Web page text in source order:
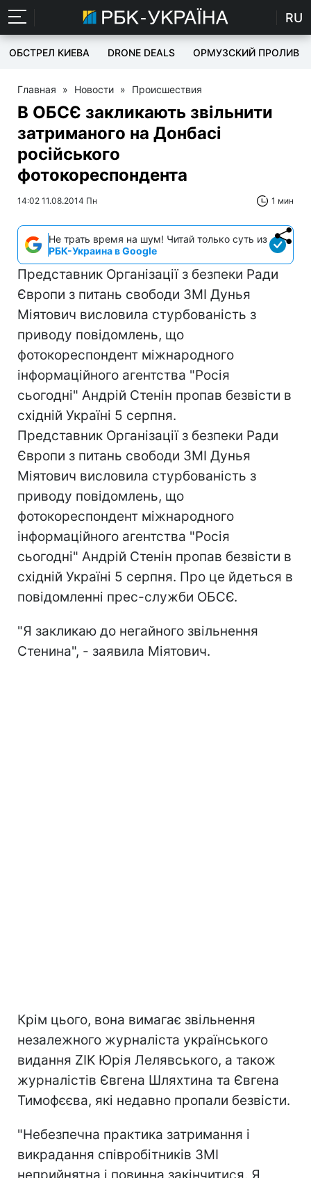
RU
ОБСТРЕЛ КИЕВА DRONE DEALS ОРМУЗСКИЙ ПРОЛИВ
Главная » Новости » Происшествия
В ОБСЄ закликають звільнити
затриманого на Донбасі
російського
фотокореспондента
14:02 11.08.2014 Пн 1 мин
Не трать время на шум! Читай только суть из
РБК-Украина в Google
Представник Організації з безпеки Ради
Європи з питань свободи ЗМІ Дунья
Міятович висловила стурбованість з
приводу повідомлень, що
фотокореспондент міжнародного
інформаційного агентства "Росія
сьогодні" Андрій Стенін пропав безвісти в
східній Україні 5 серпня.
Представник Організації з безпеки Ради
Європи з питань свободи ЗМІ Дунья
Міятович висловила стурбованість з
приводу повідомлень, що
фотокореспондент міжнародного
інформаційного агентства "Росія
сьогодні" Андрій Стенін пропав безвісти в
східній Україні 5 серпня. Про це йдеться в
повідомленні прес-служби ОБСЄ.
"Я закликаю до негайного звільнення
Стенина", - заявила Міятович.
Крім цього, вона вимагає звільнення
незалежного журналіста українського
видання ZIK Юрія Лелявського, а також
журналістів Євгена Шляхтина та Євгена
Тимофєєва, які недавно пропали безвісти.
"Небезпечна практика затримання і
викрадання співробітників ЗМІ